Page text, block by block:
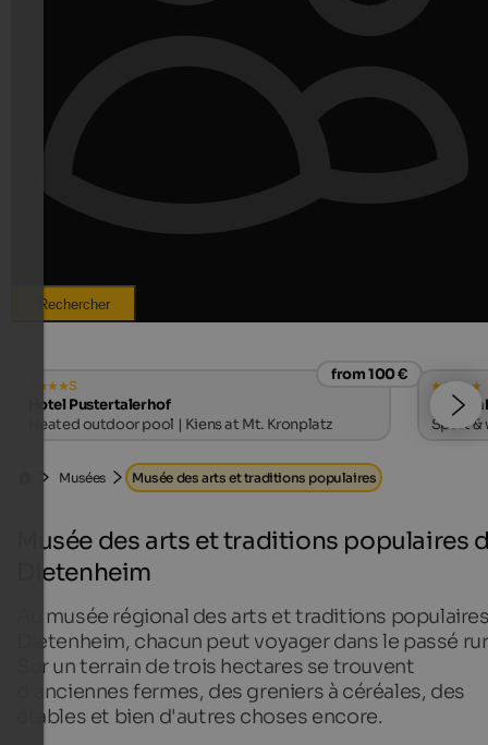
Rechercher
s
from 100 €
Hotel Pustertalerhof
Heated outdoor pool | Kiens at Mt. Kronplatz
Sport &
Musées Musée des arts et traditions populaires
Musée des arts et traditions populaires
Dietenheim
Au musée régional des arts et traditions
Dietenheim, chacun peut voyager dans le passé
Sur un terrain de trois hectares se trouvent
d'anciennes fermes, des greniers à céréales, des
étables et bien d'autres choses encore.